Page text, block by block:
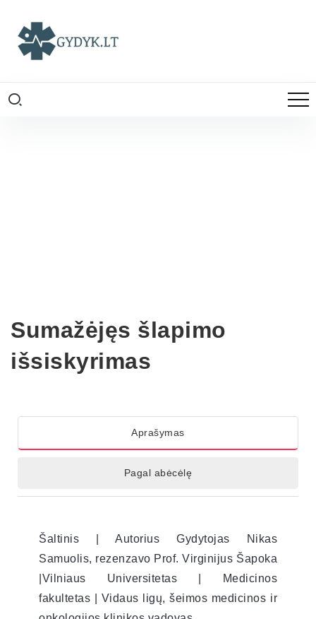
Sumažėjęs šlapimo
išsiskyrimas
Aprašymas
Pagal abėcėlę
Šaltinis | Autorius Gydytojas Nikas
Samuolis, rezenzavo Prof. Virginijus Šapoka
|Vilniaus Universitetas | Medicinos
fakultetas | Vidaus ligų, šeimos medicinos ir